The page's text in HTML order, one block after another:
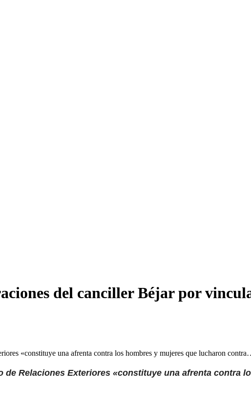
del canciller Béjar por
«constituye una afrenta contra los hombres y mujeres que lucharon
Relaciones Exteriores «constituye una afrenta contra